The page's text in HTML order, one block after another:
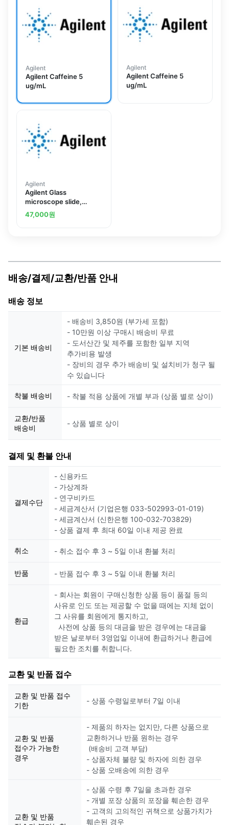
Agilent
Agilent Caffeine 5
ug/mL
Agilent
Agilent Caffeine 5
ug/mL
Agilent
Agilent Glass
microscope slide,
25x25mm, 200/pk
47,000원
배송/결제/교환/반품 안내
배송 정보
기본 배송비
- 배송비 3,850원 (부가세 포함)
- 10만원 이상 구매시 배송비 무료
- 도서산간 및 제주를 포함한 일부 지역
추가비용 발생
- 장비의 경우 추가 배송비 및 설치비가 청구 될
수 있습니다
착불 배송비 - 착불 적용 상품에 개별 부과 (상품 별로 상이)
교환/반품
배송비
- 상품 별로 상이
결제 및 환불 안내
결제수단
- 신용카드
- 가상계좌
- 연구비카드
- 세금계산서 (기업은행 033-502993-01-019)
- 세금계산서 (신한은행 100-032-703829)
- 상품 결제 후 최대 60일 이내 제공 완료
취소 - 취소 접수 후 3 ~ 5일 이내 환불 처리
반품 - 반품 접수 후 3 ~ 5일 이내 환불 처리
환급
- 회사는 회원이 구매신청한 상품 등이 품절 등의
사유로 인도 또는 제공할 수 없을 때에는 지체 없이
그 사유를 회원에게 통지하고,
사전에 상품 등의 대금을 받은 경우에는 대금을
받은 날로부터 3영업일 이내에 환급하거나 환급에
필요한 조치를 취합니다.
교환 및 반품 접수
교환 및 반품 접수
기한
- 상품 수령일로부터 7일 이내
교환 및 반품
접수가 가능한
경우
- 제품의 하자는 없지만, 다른 상품으로
교환하거나 반품 원하는 경우
(배송비 고객 부담)
- 상품자체 불량 및 하자에 의한 경우
- 상품 오배송에 의한 경우
교환 및 반품
- 상품 수령 후 7일을 초과한 경우
- 개별 포장 상품의 포장을 훼손한 경우
- 고객의 고의적인 귀책으로 상품가치가
훼손된 경우